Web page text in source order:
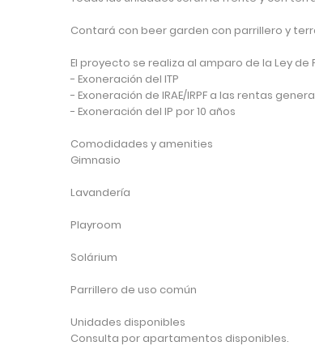
Contará con beer garden con parrillero y
El proyecto se realiza al amparo de la Ley
- Exoneración del ITP
- Exoneración de IRAE/IRPF a las rentas
- Exoneración del IP por 10 años
Comodidades y amenities
Gimnasio
Lavandería
Playroom
Solárium
Parrillero de uso común
Unidades disponibles
Consulta por apartamentos disponibles.